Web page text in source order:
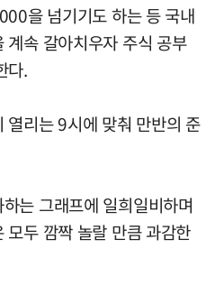
을 넘기기도 하는 등 국내
계속 갈아치우자 주식 공부
다.
열리는 9시에 맞춰 만반의 준
는 그래프에 일희일비하며
모두 깜짝 놀랄 만큼 과감한